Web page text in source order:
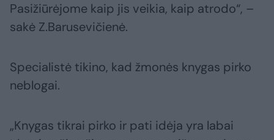
Pasižiūrėjome kaip jis veikia, kaip atrodo“, –
sakė Z.Barusevičienė.
Specialistė tikino, kad žmonės knygas pirko
neblogai.
„Knygas tikrai pirko ir pati idėja yra labai